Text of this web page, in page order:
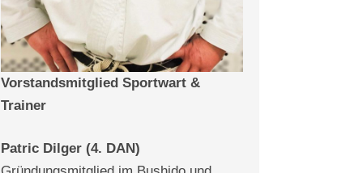
Vorstandsmitglied Sportwart &
Trainer
Patric Dilger (4. DAN)